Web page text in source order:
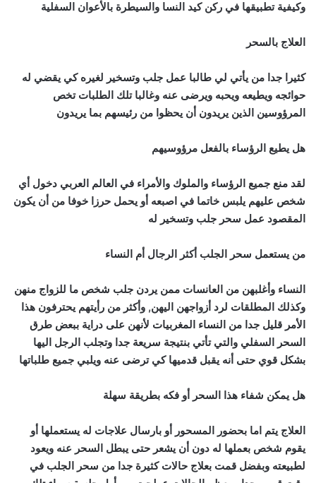
وكيفية تطبيقها في ركن كيد النسا والسيطرة بالأعوان السفلية
العلاج بالسحر
كثيرا جدا من يأتي لي طالبا عمل جلب وتسخير لغيره كي يقضي له
حوائجه ويطيعه ويحبه ويرضى عنه وغالبا تلك الطلبات تخص
المرؤوسين الذين يريدون أن يحظوا من رئيسهم بما يريدون
هل يطيع الرؤساء بالفعل مرؤوسيهم
لقد منع جميع الرؤساء والملوك والأمراء في العالم العربي دخول أي
شخص عليهم يلبس خاتما في اصبعه أو يحمل حرزا خوفا من أن يكون
المقصود عمل سحر جلب وتسخير له
من يستعمل سحر الجلب أكثر الرجال أم النساء
النساء وأغلبهن من العانسات ممن يردن جلب شخص ما للزواج منهن
وكذلك المطلقات لرد أزواجهن اليهن, وأكثر من رأيتهم يحترفون هذا
الأمر قليل جدا من النساء المغربيات لأنهن على دراية ببعض طرق
السحر السفلي والتي تأتي بنتيجة سريعة جدا وتجلب الرجل اليها
بشكل قوي حتى أنه يقبل قدميها كي ترضى عنه ويلبي جميع طلباتها
هل يمكن شفاء هذا السحر أو فكه بطريقة سهلة
العلاج يتم اما بحضور المسحور أو بارسال علاجات له يستعملها أو
يقوم شخص بعملها له دون أن يشعر حتى يبطل السحر عنه ويعود
لطبيعته وبفضل قمت بعلاج حالات كثيرة جدا من سحر الجلب في